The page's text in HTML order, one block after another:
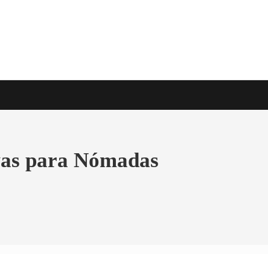
viaje en todo el mundo
para Nómadas